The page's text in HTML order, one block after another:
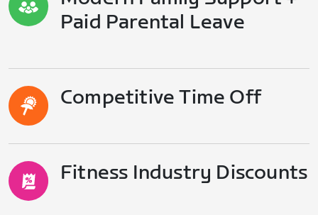
Paid Parental Leave
Competitive Time Off
Fitness Industry Discounts